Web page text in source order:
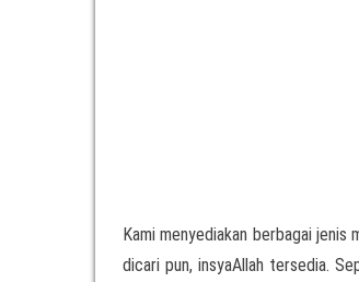
Kami menyediakan berbagai
dicari pun, insyaAllah tersedia.